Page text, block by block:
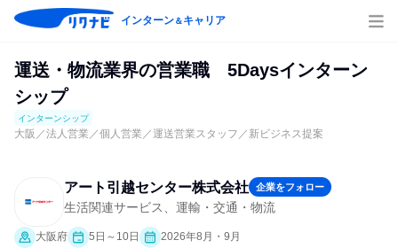
インターン＆キャリア
運送・物流業界の営業職 5Daysインターン
シップ
インターンシップ
大阪／法人営業／個人営業／運送営業スタッフ／新ビジネス提案
アート引越センター株式会社 企業をフォロー
生活関連サービス、運輸・交通・物流
大阪府 5日～10日
2026年8月・9月